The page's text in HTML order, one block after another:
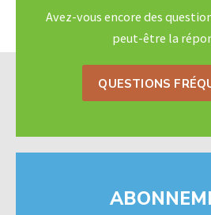
Avez-vous encore des
peut-être la
QUESTIONS